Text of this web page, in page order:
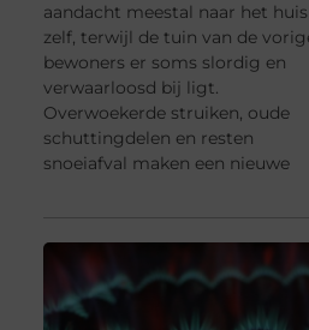
aandacht meestal naar het huis
zelf, terwijl de tuin van de
bewoners er soms slordig en
verwaarloosd bij ligt.
Overwoekerde struiken, oude
schuttingdelen en resten
snoeiafval maken een nieuwe